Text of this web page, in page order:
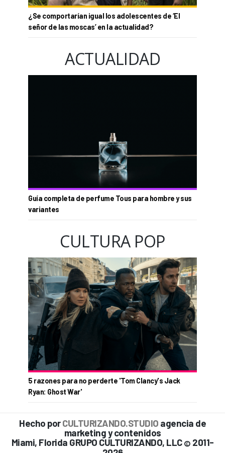
¿Se comportarían igual los adolescentes de ‘El
señor de las moscas’ en la actualidad?
ACTUALIDAD
Guía completa de perfume Tous para hombre y sus
variantes
CULTURA POP
5 razones para no perderte 'Tom Clancy's Jack
Ryan: Ghost War'
Hecho porCULTURIZANDO.STUDIO agencia de
marketing y contenidos
Miami, Florida GRUPO CULTURIZANDO, LLC © 2011-